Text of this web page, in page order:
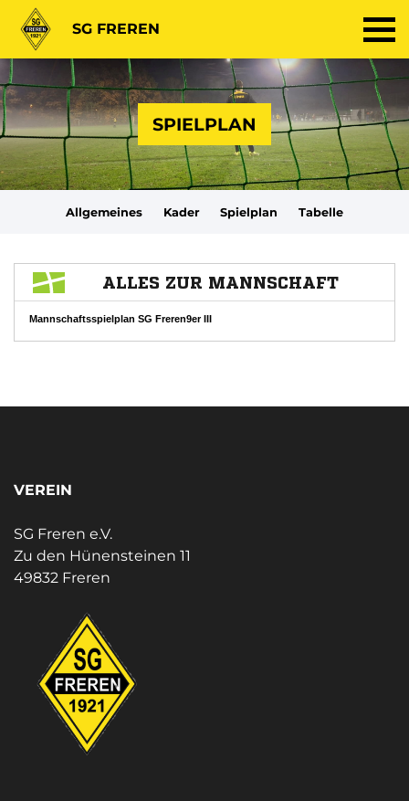
SG FREREN
SPIELPLAN
Allgemeines Kader Spielplan Tabelle
VEREIN
SG Freren e.V.
Zu den Hünensteinen 11
49832 Freren